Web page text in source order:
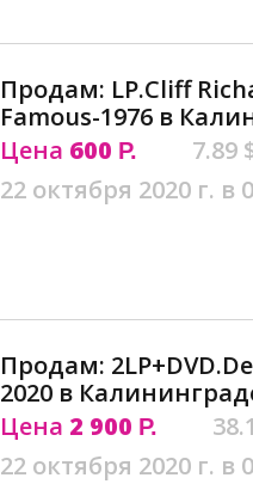
Продам: LP.Cliff
Famous-1976 в
Цена 600 Р.
7.89
22 октября 2020 г. в
Продам:
2020 в
Цена 2 900 Р.
22 октября 2020 г. в